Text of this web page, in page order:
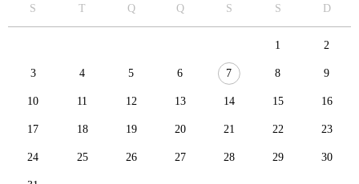
S T Q Q S S D
1 2
3 4 5 6 7 8 9
10 11 12 13 14 15 16
17 18 19 20 21 22 23
24 25 26 27 28 29 30